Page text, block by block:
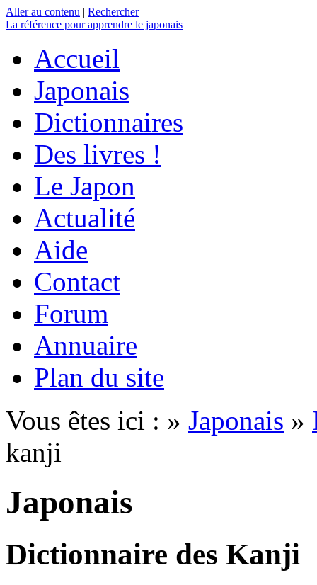
Aller au contenu | Rechercher
La référence pour apprendre le japonais
Accueil
Japonais
Dictionnaires
Des livres !
Le Japon
Actualité
Aide
Contact
Forum
Annuaire
Plan du site
Vous êtes ici : » Japonais »
kanji
Japonais
Dictionnaire des Kanji